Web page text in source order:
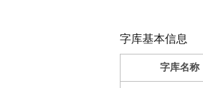
字库基本信息
字库名称